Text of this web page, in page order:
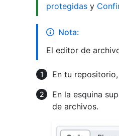
protegidas y
Nota:
El editor de
En tu
En la esquina
de archivos.